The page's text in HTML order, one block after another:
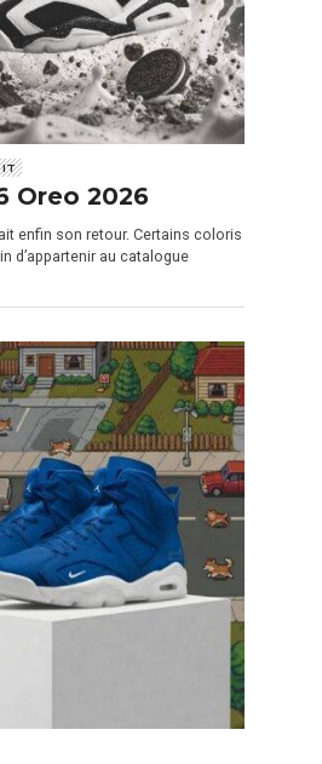
IT
Oreo 2026
enfin son retour. Certains coloris
d’appartenir au catalogue